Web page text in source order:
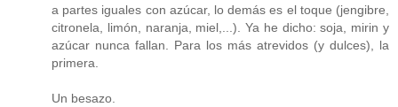
a partes iguales con azúcar, lo demás es el toque (jengibre,
citronela, limón, naranja, miel,...). Ya he dicho: soja, mirin y
azúcar nunca fallan. Para los más atrevidos (y dulces), la
primera.
Un besazo.